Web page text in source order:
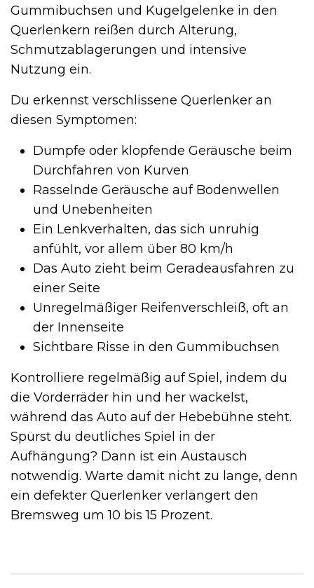
Gummibuchsen und Kugelgelenke in den
Querlenkern reißen durch Alterung,
Schmutzablagerungen und intensive
Nutzung ein.
Du erkennst verschlissene Querlenker an
diesen Symptomen:
Dumpfe oder klopfende Geräusche beim
Durchfahren von Kurven
Rasselnde Geräusche auf Bodenwellen
und Unebenheiten
Ein Lenkverhalten, das sich unruhig
anfühlt, vor allem über 80 km/h
Das Auto zieht beim Geradeausfahren zu
einer Seite
Unregelmäßiger Reifenverschleiß, oft an
der Innenseite
Sichtbare Risse in den Gummibuchsen
Kontrolliere regelmäßig auf Spiel, indem du
die Vorderräder hin und her wackelst,
während das Auto auf der Hebebühne steht.
Spürst du deutliches Spiel in der
Aufhängung? Dann ist ein Austausch
notwendig. Warte damit nicht zu lange, denn
ein defekter Querlenker verlängert den
Bremsweg um 10 bis 15 Prozent.